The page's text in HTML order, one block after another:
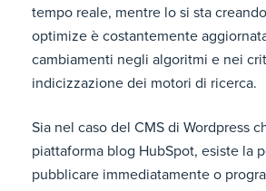
tempo reale, mentre lo si sta
optimize è costantemente
cambiamenti negli algoritmi e nei
indicizzazione dei motori di ricerca.
Sia nel caso del CMS di Wordpress
piattaforma blog HubSpot, esiste la
pubblicare immediatamente o